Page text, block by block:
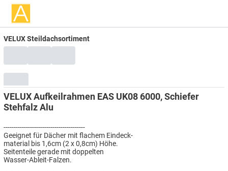
VELUX Steildachsortiment
VELUX Aufkeilrahmen EAS UK08 6000, Schiefer
Stehfalz Alu
----------------------------------------
Geeignet für Dächer mit flachem Eindeck-
material bis 1,6cm (2 x 0,8cm) Höhe.
Seitenteile gerade mit doppelten
Wasser-Ableit-Falzen.